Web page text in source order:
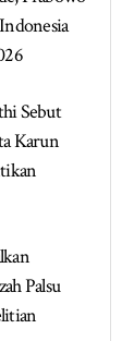
Sebut
Karun
Palsu